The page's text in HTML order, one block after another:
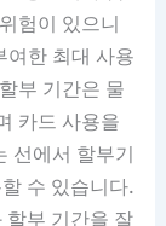
험이 있으니
여한 최대 사용
부 기간은 물
카드 사용을
선에서 할부기
수 있습니다.
할부 기간을 잘